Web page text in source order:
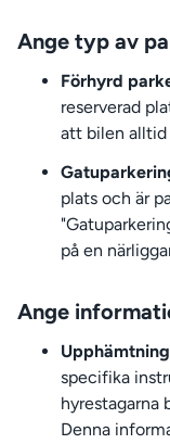
Ange typ av
Förhyrd
reserverad
att bilen alltid
plats och är
på en
Ange
specifika
hyrestagarna
Denna